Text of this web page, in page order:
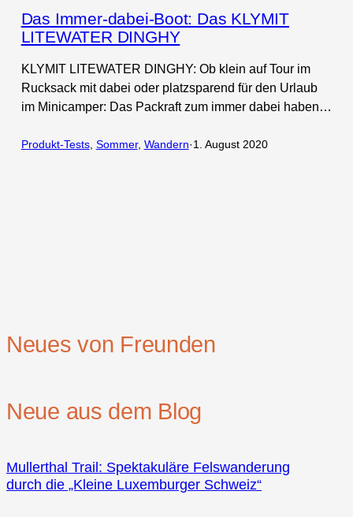
Das Immer-dabei-Boot: Das KLYMIT
LITEWATER DINGHY
KLYMIT LITEWATER DINGHY: Ob klein auf Tour im
Rucksack mit dabei oder platzsparend für den Urlaub
im Minicamper: Das Packraft zum immer dabei haben…
Produkt-Tests, Sommer, Wandern·1. August 2020
Neues von Freunden
Neue aus dem Blog
Mullerthal Trail: Spektakuläre Felswanderung
durch die „Kleine Luxemburger Schweiz“